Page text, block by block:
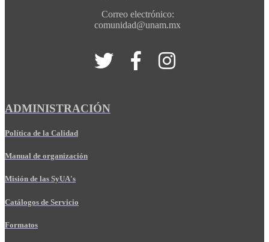
Correo electrónico:
comunidad@unam.mx
ADMINISTRACIÓN
Política de la Calidad
Manual de organización
Misión de las SyUA's
Catálogos de Servicio
Formatos